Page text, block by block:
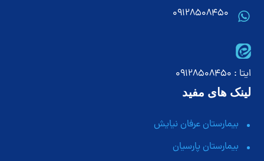
09128508450
ایتا : 09128508450
لینک های مفید
بیمارستان عرفان نیایش
بیمارستان پارسیان